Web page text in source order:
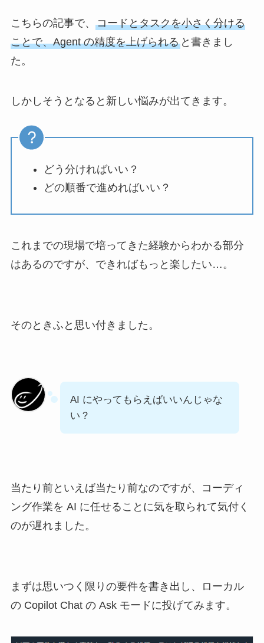
こちらの記事で、 コードとタスクを小さく分ける
ことで、Agent の精度を上げられると書きまし
た。
しかしそうとなると新しい悩みが出てきます。
どう分ければいい？
どの順番で進めればいい？
これまでの現場で培ってきた経験からわかる部分
はあるのですが、できればもっと楽したい…。
そのときふと思い付きました。
AI にやってもらえばいいんじゃな
い？
当たり前といえば当たり前なのですが、コーディ
ング作業を AI に任せることに気を取られて気付く
のが遅れました。
まずは思いつく限りの要件を書き出し、ローカル
の Copilot Chat の Ask モードに投げてみます。